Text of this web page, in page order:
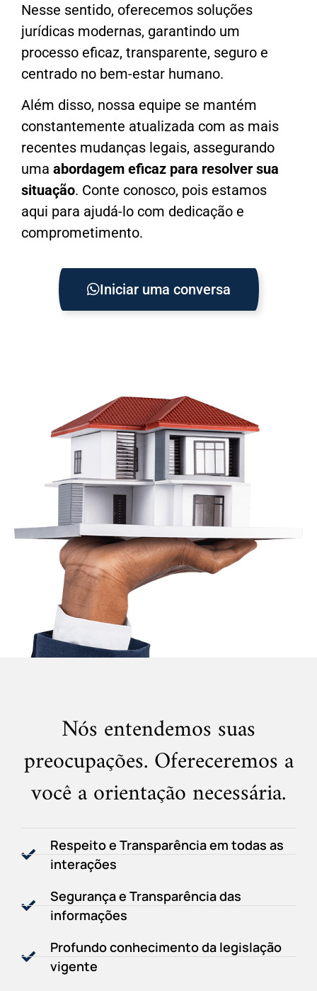
Nesse sentido, oferecemos soluções
jurídicas modernas, garantindo um
processo eficaz, transparente, seguro e
centrado no bem-estar humano.
Além disso, nossa equipe se mantém
constantemente atualizada com as mais
recentes mudanças legais, assegurando
uma abordagem eficaz para resolver sua
situação. Conte conosco, pois estamos
aqui para ajudá-lo com dedicação e
comprometimento.
Iniciar uma conversa
Nós entendemos suas
preocupações. Ofereceremos a
você a orientação necessária.
Respeito e Transparência em todas as
interações
Segurança e Transparência das
informações
Profundo conhecimento da legislação
vigente